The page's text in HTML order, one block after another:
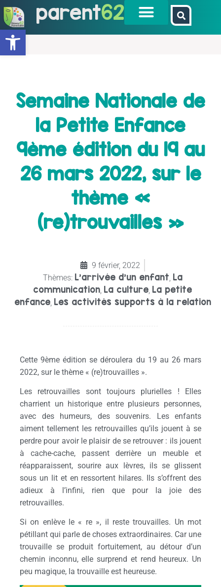
Ouvrir la barre d’outils
parent62
Semaine Nationale de
la Petite Enfance
9ème édition du 19 au
26 mars 2022, sur le
thème «
(re)trouvailles »
9 février, 2022
Thèmes: L'arrivée d'un enfant La
communication La culture La petite
enfance, Les activités supports à la relation
Cette 9ème édition se déroulera du 19 au 26 mars
2022, sur le thème « (re)trouvailles ».
Les retrouvailles sont toujours plurielles ! Elles
charrient un historique entre plusieurs personnes,
avec des humeurs, des souvenirs. Les enfants
aiment tellement les retrouvailles qu’ils jouent à se
perdre pour avoir le plaisir de se retrouver : ils jouent
à cache-cache, passent derrière un meuble et
réapparaissent, sourire aux lèvres, ils se glissent
sous un lit et en ressortent hilares. Ils s’offrent des
adieux à l’infini, rien que pour la joie des
retrouvailles.
Si on enlève le « re », il reste trouvailles. Un mot
pétillant qui parle de choses extraordinaires. Car une
trouvaille se produit fortuitement, au détour d’un
chemin inconnu, elle surprend et rend heureux. Un
peu magique, la trouvaille est heureuse.